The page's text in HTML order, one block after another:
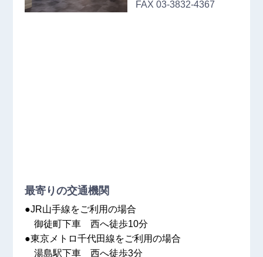
FAX 03‐3832‐4367
最寄りの交通機関
●JR山手線をご利用の場合
御徒町下車 西へ徒歩10分
●東京メトロ千代田線をご利用の場合
湯島駅下車 西へ徒歩3分